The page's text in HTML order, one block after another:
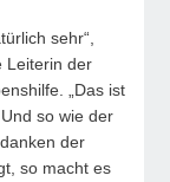
sehr“,
Leiterin der
„Das ist
so wie der
der
so macht es